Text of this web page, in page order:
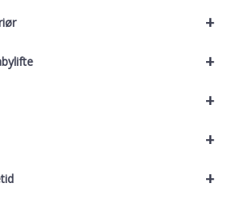
+
+
+
+
+